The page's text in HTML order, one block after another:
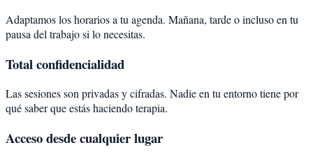
Adaptamos los horarios a tu agenda. Mañana, tarde o incluso en tu
pausa del trabajo si lo necesitas.
Total confidencialidad
Las sesiones son privadas y cifradas. Nadie en tu entorno tiene por
qué saber que estás haciendo terapia.
Acceso desde cualquier lugar